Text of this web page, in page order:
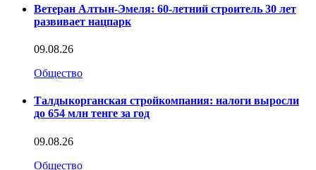
Ветеран Алтын-Эмеля: 60-летний строитель 30 лет
развивает нацпарк
09.08.26
Общество
Талдыкорганская стройкомпания: налоги выросли
до 654 млн тенге за год
09.08.26
Общество